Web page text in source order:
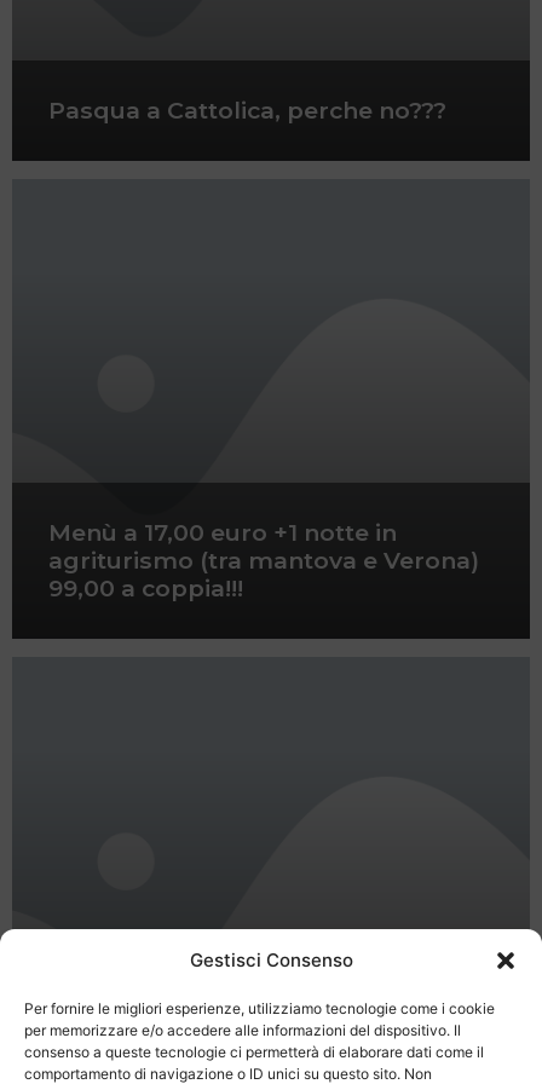
Gestisci Consenso
Per fornire le migliori esperienze, utilizziamo tecnologie come i cookie
per memorizzare e/o accedere alle informazioni del dispositivo. Il
consenso a queste tecnologie ci permetterà di elaborare dati come il
comportamento di navigazione o ID unici su questo sito. Non
Pasqua a Cattolica, perche no???
Menù a 17,00 euro +1 notte in
agriturismo (tra mantova e Verona)
99,00 a coppia!!!
Buoni Vacanze Italia